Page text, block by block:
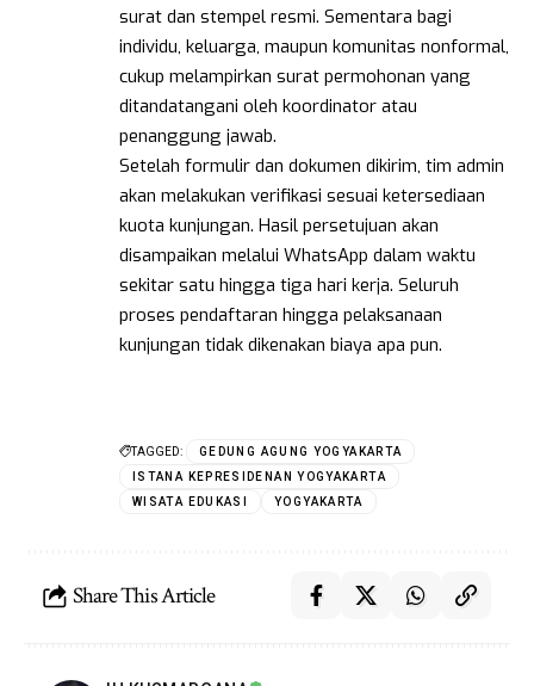
surat dan stempel resmi. Sementara bagi
individu, keluarga, maupun komunitas nonformal,
cukup melampirkan surat permohonan yang
ditandatangani oleh koordinator atau
penanggung jawab.
Setelah formulir dan dokumen dikirim, tim admin
akan melakukan verifikasi sesuai ketersediaan
kuota kunjungan. Hasil persetujuan akan
disampaikan melalui WhatsApp dalam waktu
sekitar satu hingga tiga hari kerja. Seluruh
proses pendaftaran hingga pelaksanaan
kunjungan tidak dikenakan biaya apa pun.
TAGGED:
GEDUNG AGUNG YOGYAKARTA
ISTANA KEPRESIDENAN YOGYAKARTA
WISATA EDUKASI
YOGYAKARTA
Share This Article